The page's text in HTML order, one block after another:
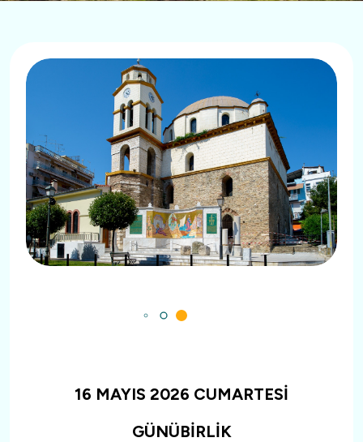
16 MAYIS 2026 CUMARTESİ
GÜNÜBİRLİK